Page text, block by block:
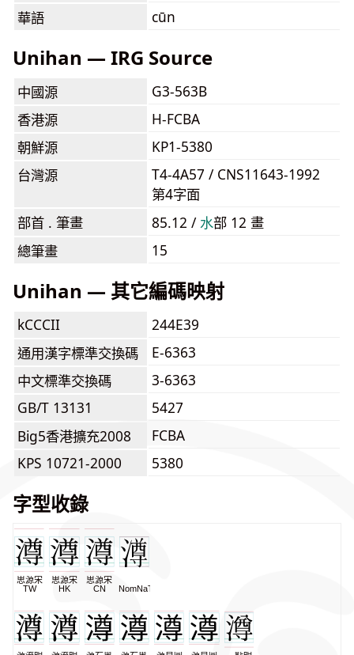
華語
cūn
Unihan — IRG Source
中國源
G3-563B
香港源
H-FCBA
朝鮮源
KP1-5380
台灣源
T4-4A57 / CNS11643-1992
第4字面
部首 . 筆畫
85.12 /⽔部 12 畫
總筆畫
15
Unihan — 其它編碼映射
kCCCII
244E39
通用漢字標準交換碼
E-6363
中文標準交換碼
3-6363
GB/T 13131
5427
Big5香港擴充2008
FCBA
KPS 10721-2000
5380
字型收錄
思源宋
TW
思源宋
HK
思源宋
CN
NomNaTong